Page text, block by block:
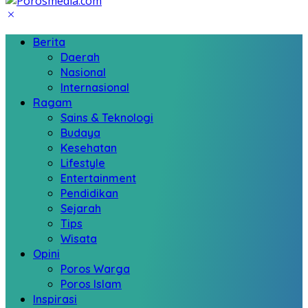
Berita
Daerah
Nasional
Internasional
Ragam
Sains & Teknologi
Budaya
Kesehatan
Lifestyle
Entertainment
Pendidikan
Sejarah
Tips
Wisata
Opini
Poros Warga
Poros Islam
Inspirasi